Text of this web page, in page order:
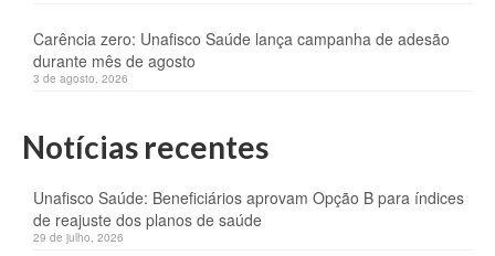
Carência zero: Unafisco Saúde lança campanha de adesão
durante mês de agosto
3 de agosto, 2026
Notícias recentes
Unafisco Saúde: Beneficiários aprovam Opção B para índices
de reajuste dos planos de saúde
29 de julho, 2026